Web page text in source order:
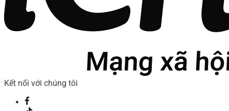
Kết nối với chúng tôi